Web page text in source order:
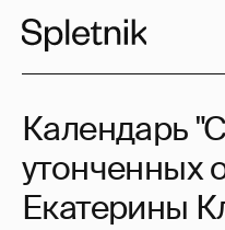
Календарь
утонченных
Екатерины